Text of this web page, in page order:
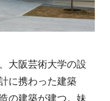
大阪芸術大学の設
に携わった建築
の建築が建つ。妹